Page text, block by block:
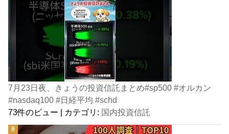
7月23日夜、きょうの投資信託まとめ#sp500 #オルカン
#nasdaq100 #日経平均 #schd
73件のビュー | カテゴリ: 国内投資信託